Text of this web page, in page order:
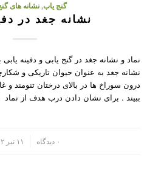
گنج یاب,نشانه های
نشانه جغد در
نماد و نشانه جغد در گنج یابی و دفینه
نشانه جغد به عنوان حیوان تاریکی و
درون سوراخ ها در بالای درختان تنومند
ببیند . برای نشان دادن درب هدف از
۰ دیدگاه ۱۱ تیر ۱۴۰۲